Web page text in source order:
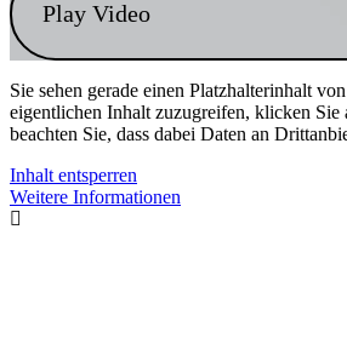
Play Video
Sie sehen gerade einen Platzhalterinhalt von
eigentlichen Inhalt zuzugreifen, klicken
beachten Sie, dass dabei Daten an
Inhalt entsperren
Weitere Informationen